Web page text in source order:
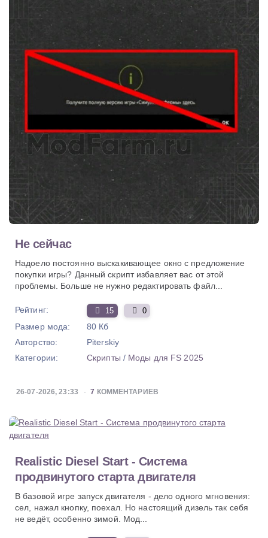
Не сейчас
Надоело постоянно выскакивающее окно с предложение
покупки игры? Данный скрипт избавляет вас от этой
проблемы. Больше не нужно редактировать файл...
Рейтинг: 15 0
Размер мода:
80 Кб
Авторство:
Piterskiy
Категории:
Скрипты / Моды для FS 2025
26-07-2026, 23:33 7 КОММЕНТАРИЕВ
Realistic Diesel Start - Система
продвинутого старта двигателя
В базовой игре запуск двигателя - дело одного мгновения:
сел, нажал кнопку, поехал. Но настоящий дизель так себя
не ведёт, особенно зимой. Мод...